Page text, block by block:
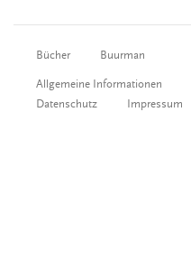
Bücher Buurman
Allgemeine Informationen
Datenschutz
Impressum